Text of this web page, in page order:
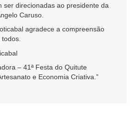
ser direcionadas ao presidente da
Caruso.
agradece a compreensão
todos.
– 41ª Festa do Quitute
e Economia Criativa.”